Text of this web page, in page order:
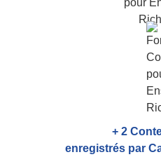
+ 2
enregistrés par